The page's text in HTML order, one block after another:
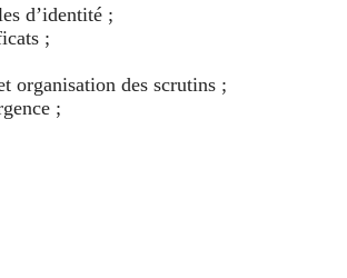
d’identité ;
;
organisation des scrutins ;
;